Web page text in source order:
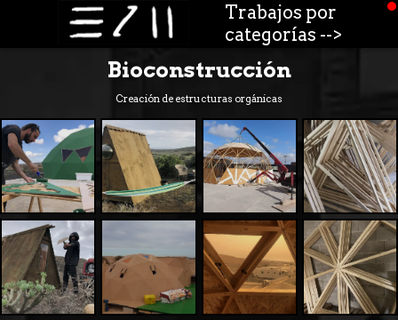
Trabajos por
categorías -->
Bioconstrucción
Creación de estructuras orgánicas